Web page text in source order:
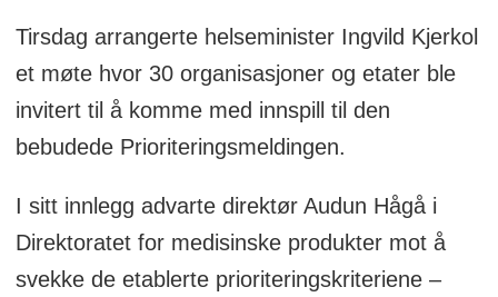
Tirsdag arrangerte helseminister Ingvild Kjerkol
et møte hvor 30 organisasjoner og etater ble
invitert til å komme med innspill til den
bebudede Prioriteringsmeldingen.
I sitt innlegg advarte direktør Audun Hågå i
Direktoratet for medisinske produkter mot å
svekke de etablerte prioriteringskriteriene –